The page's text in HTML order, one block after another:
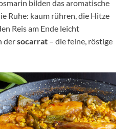
bilden das aromatische
Ruhe: kaum rühren, die Hitze
Reis am Ende leicht
dersocarrat – die feine, röstige